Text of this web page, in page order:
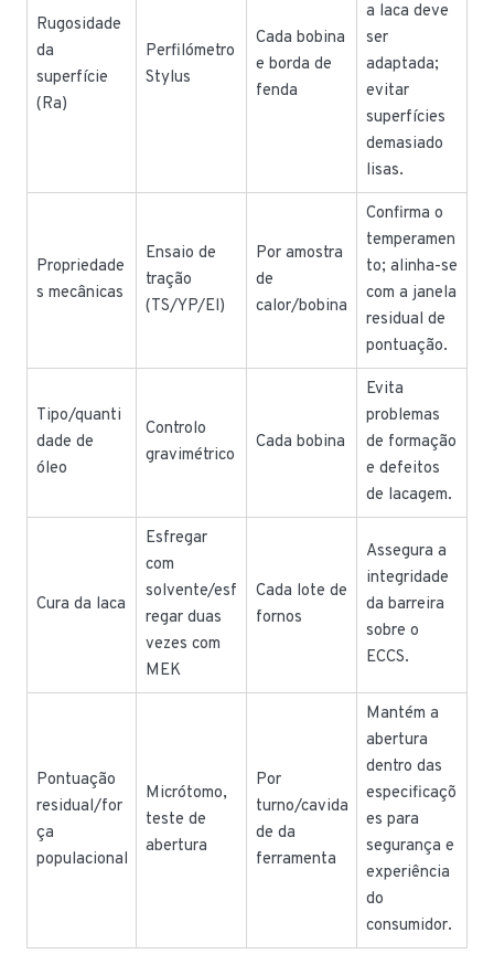
Rugosidade
da
superfície
(Ra)
Perfilómetro
Stylus
Cada bobina
e borda de
fenda
a laca deve
ser
adaptada;
evitar
superfícies
demasiado
lisas.
Propriedade
s mecânicas
Ensaio de
tração
(TS/YP/El)
Por amostra
de
calor/bobina
Confirma o
temperamen
to; alinha-se
com a janela
residual de
pontuação.
Tipo/quanti
dade de
óleo
Controlo
gravimétrico
Cada bobina
Evita
problemas
de formação
e defeitos
de lacagem.
Cura da laca
Esfregar
com
solvente/esf
regar duas
vezes com
MEK
Cada lote de
fornos
Assegura a
integridade
da barreira
sobre o
ECCS.
Pontuação
residual/for
ça
populacional
Micrótomo,
teste de
abertura
Por
turno/cavida
de da
ferramenta
Mantém a
abertura
dentro das
especificaçõ
es para
segurança e
experiência
do
consumidor.